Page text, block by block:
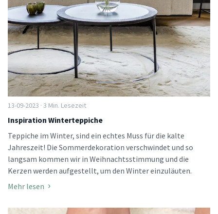
13-09-2023 · 3 Min. Lesezeit
Inspiration Winterteppiche
Teppiche im Winter, sind ein echtes Muss für die kalte
Jahreszeit! Die Sommerdekoration verschwindet und so
langsam kommen wir in Weihnachtsstimmung und die
Kerzen werden aufgestellt, um den Winter einzuläuten.
Mehr lesen